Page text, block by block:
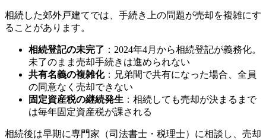
相続した郊外戸建てでは、手続き上の問題が売却を複雑にす
ることがあります。
相続登記の未完了 ：2024年4月から相続登記が義務化。
未了のまま売却手続きは進められない
共有名義の複雑化：兄弟間で共有になった場合、全員
の同意なく売却できない
固定資産税の継続発生 ：相続しても売却が決まるまで
は毎年固定資産税が課される
相続後は早期に専門家（司法書士・税理士）に相談し、売却